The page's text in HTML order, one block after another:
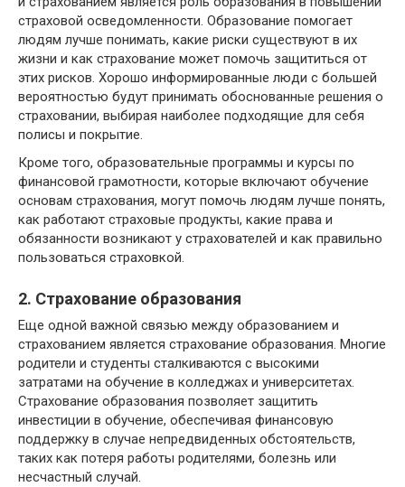
страховой осведомленности. Образование помогает
людям лучше понимать, какие риски существуют в их
жизни и как страхование может помочь защититься от
этих рисков. Хорошо информированные люди с большей
вероятностью будут принимать обоснованные решения о
страховании, выбирая наиболее подходящие для себя
полисы и покрытие.
Кроме того, образовательные программы и курсы по
финансовой грамотности, которые включают обучение
основам страхования, могут помочь людям лучше понять,
как работают страховые продукты, какие права и
обязанности возникают у страхователей и как правильно
пользоваться страховкой.
2. Страхование образования
Еще одной важной связью между образованием и
страхованием является страхование образования. Многие
родители и студенты сталкиваются с высокими
затратами на обучение в колледжах и университетах.
Страхование образования позволяет защитить
инвестиции в обучение, обеспечивая финансовую
поддержку в случае непредвиденных обстоятельств,
таких как потеря работы родителями, болезнь или
несчастный случай.